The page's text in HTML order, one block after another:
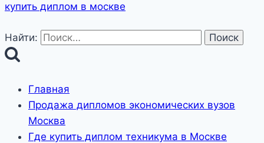
купить диплом в москве
Найти:
Главная
Продажа дипломов экономических вузов
Москва
Где купить диплом техникума в Москве